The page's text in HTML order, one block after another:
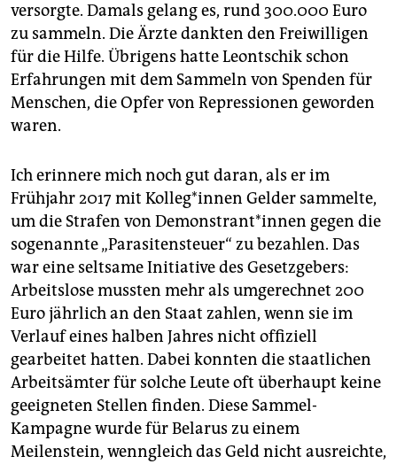
versorgte. Damals gelang es, rund 300.000 Euro
zu sammeln. Die Ärzte dankten den Freiwilligen
für die Hilfe. Übrigens hatte Leontschik schon
Erfahrungen mit dem Sammeln von Spenden für
Menschen, die Opfer von Repressionen geworden
waren.
Ich erinnere mich noch gut daran, als er im
Frühjahr 2017 mit Kol­le­g*in­nen Gelder sammelte,
um die Strafen von De­mons­tran­t*in­nen gegen die
sogenannte „Parasitensteuer“ zu bezahlen. Das
war eine seltsame Initiative des Gesetzgebers:
Arbeitslose mussten mehr als umgerechnet 200
Euro jährlich an den Staat zahlen, wenn sie im
Verlauf eines halben Jahres nicht offiziell
gearbeitet hatten. Dabei konnten die staatlichen
Arbeitsämter für solche Leute oft überhaupt keine
geeigneten Stellen finden. Diese Sammel-
Kampagne wurde für Belarus zu einem
Meilenstein, wenngleich das Geld nicht ausreichte,